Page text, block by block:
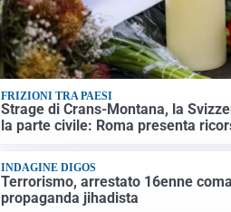
FRIZIONI TRA PAESI
Strage di Crans-Montana, la
la parte civile: Roma presenta
INDAGINE DIGOS
Terrorismo, arrestato 16enne
propaganda jihadista